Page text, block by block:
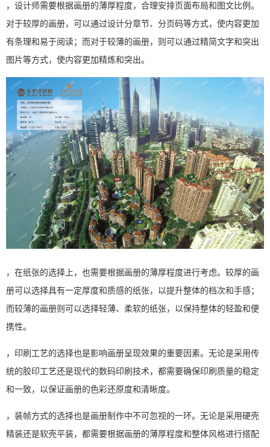
，设计师需要根据画册的薄厚程度，合理安排页面布局和图文比例。
对于较厚的画册，可以通过设计分章节、分页码等方式，使内容更加
有条理和易于阅读；而对于较薄的画册，则可以通过精简文字和突出
图片等方式，使内容更加精炼和突出。
，在纸张的选择上，也需要根据画册的薄厚程度进行考虑。较厚的画
册可以选择具有一定厚度和质感的纸张，以提升整体的档次和手感；
而较薄的画册则可以选择轻薄、柔软的纸张，以保持整体的轻盈和便
携性。
，印刷工艺的选择也是影响画册呈现效果的重要因素。无论是采用传
统的胶印工艺还是现代的数码印刷技术，都需要确保印刷质量的稳定
和一致，以保证画册的色彩还原度和清晰度。
，装帧方式的选择也是画册制作中不可忽视的一环。无论是采用硬壳
精装还是软壳平装，都需要根据画册的薄厚程度和整体风格进行搭配